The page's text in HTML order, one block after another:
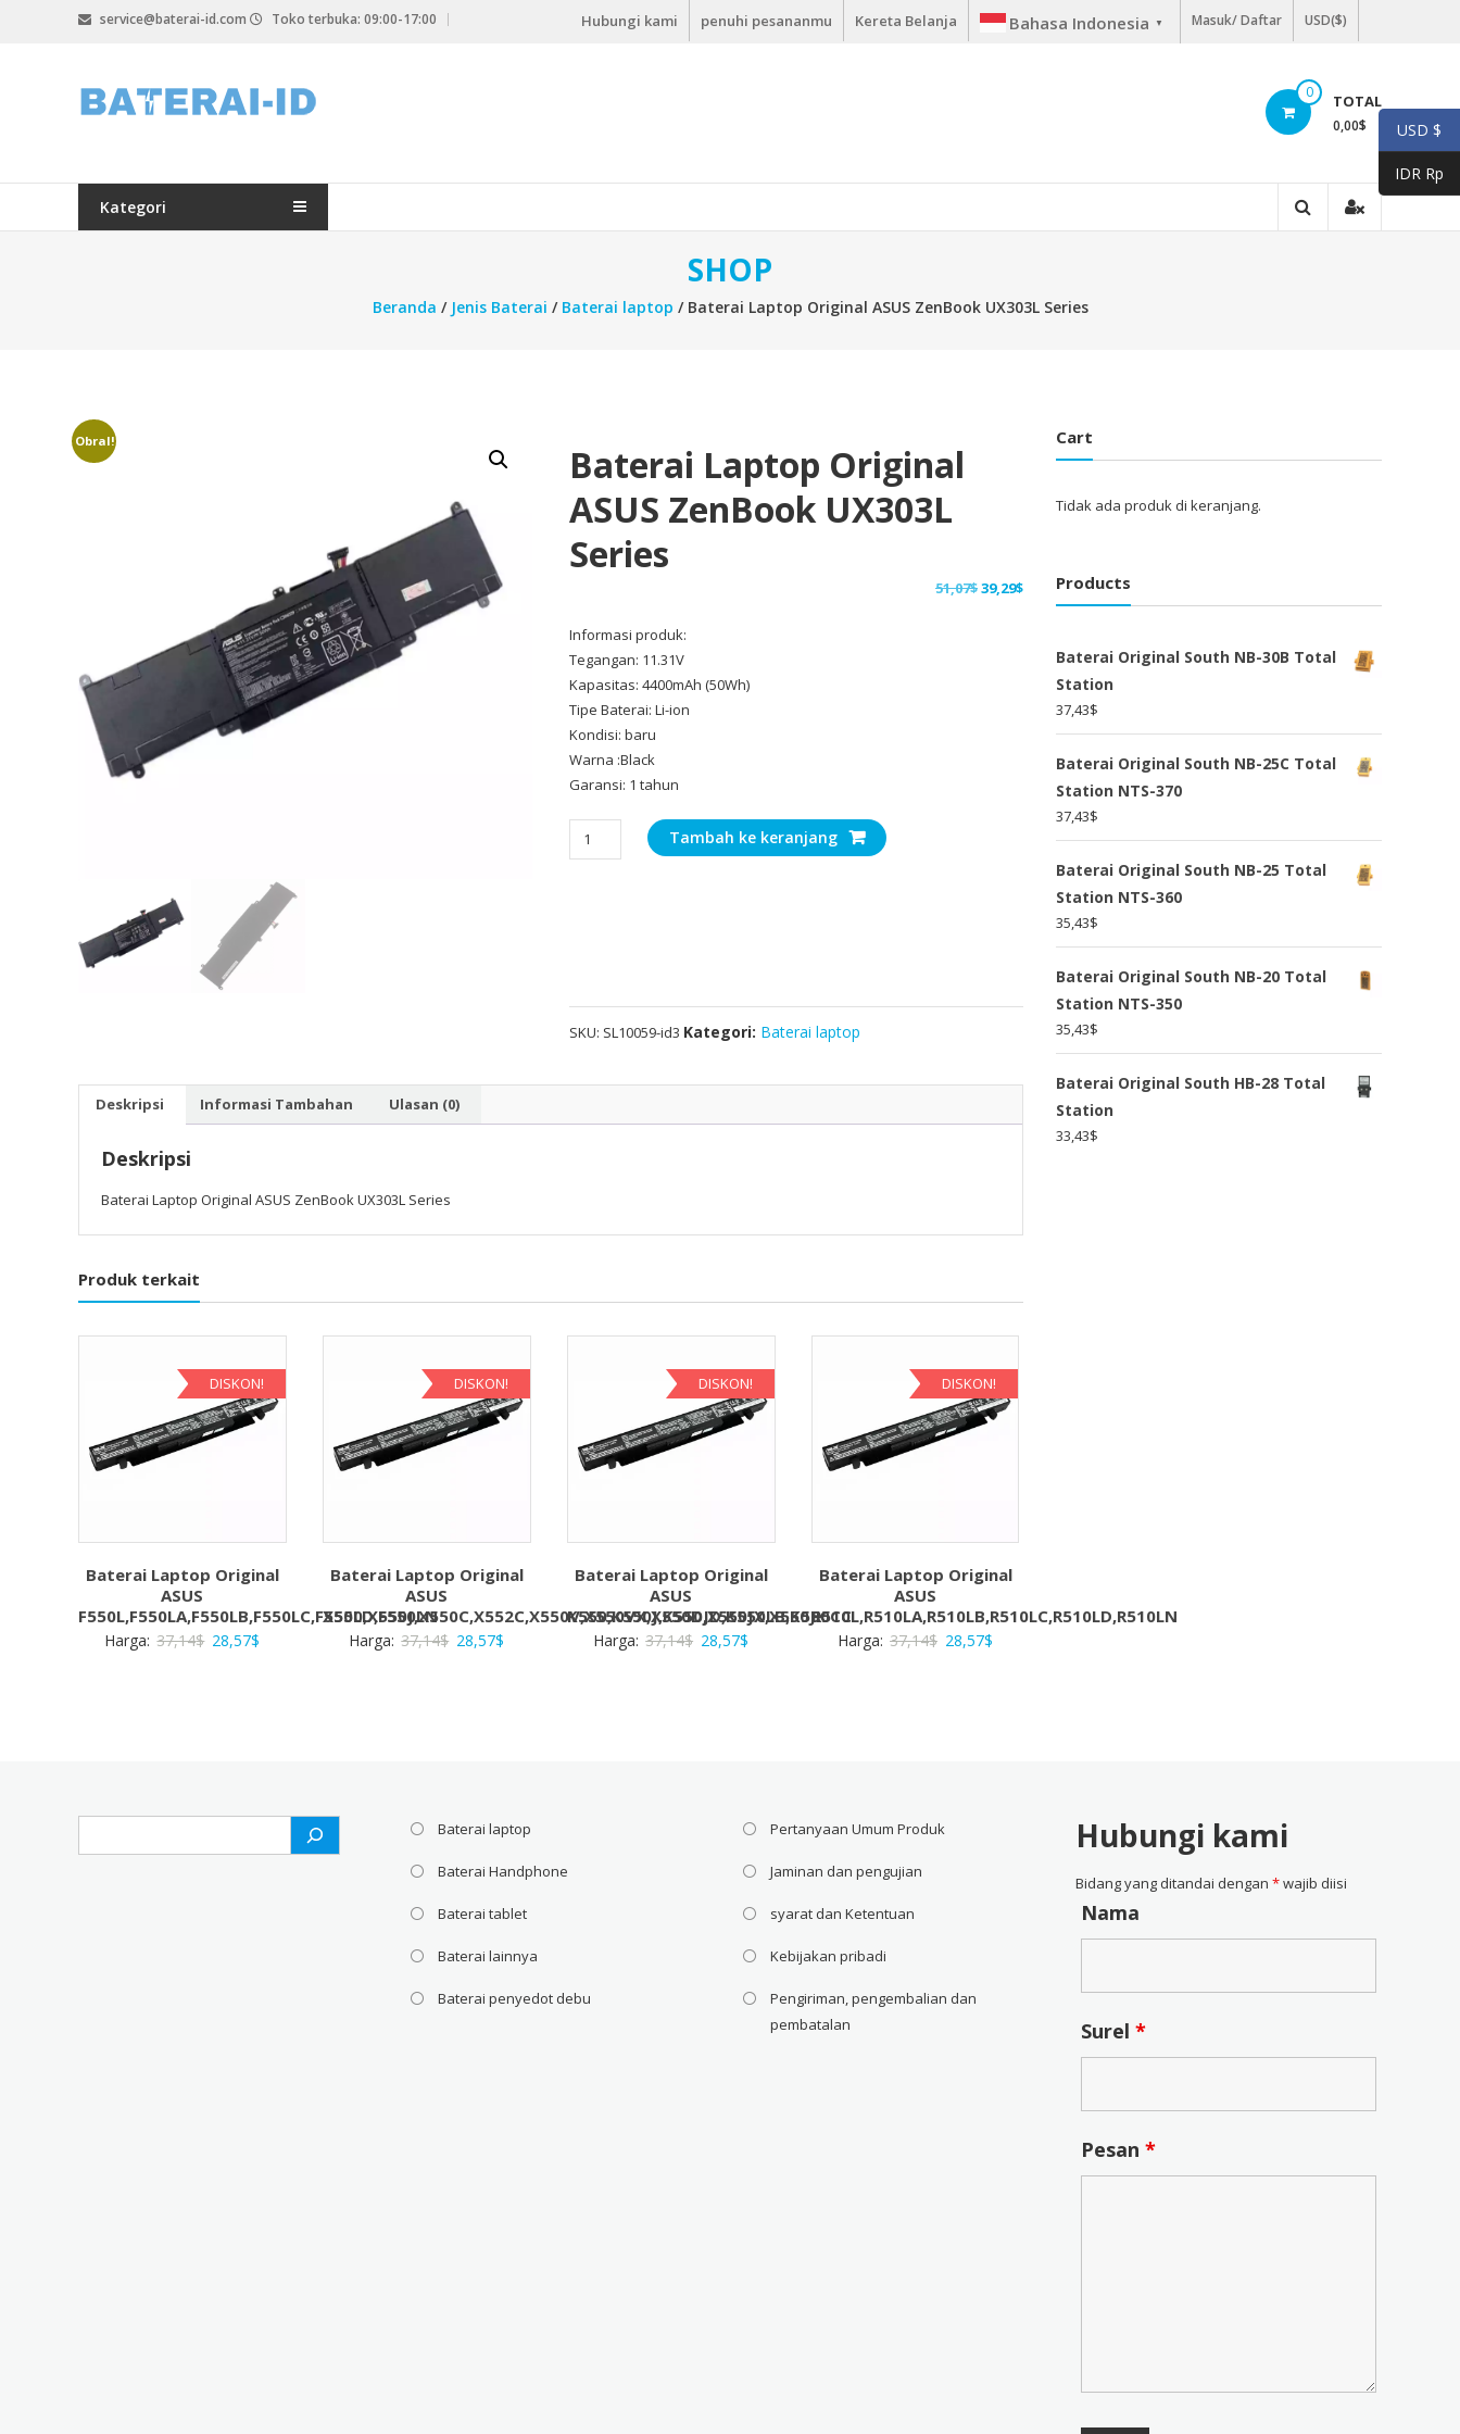
service@baterai-id.com Toko terbuka: 09:00-17:00 Hubungi kami penuhi pesananmu Kereta Belanja Bahasa Indonesia ▼ Masuk/ Daftar USD($)
bateria-
id.com
0 TOTAL
0,00$
Kategori
SHOP
Beranda / Jenis Baterai / Baterai laptop / Baterai Laptop Original ASUS ZenBook UX303L Series
Obral!
Baterai Laptop Original
ASUS ZenBook UX303L
Series
51,07$Harga
39,29$Harga
adalah:
39,29$.
Informasi produk:
Tegangan: 11.31V
Kapasitas: 4400mAh (50Wh)
Tipe Baterai: Li-ion
Kondisi: baru
Warna :Black
Garansi: 1 tahun
Baterai
Series
Tambah ke keranjang
SKU: SL10059-id3 Kategori: Baterai laptop
Deskripsi Informasi Tambahan Ulasan (0)
Deskripsi
Baterai Laptop Original ASUS ZenBook UX303L Series
Produk terkait
DISKON!
Baterai Laptop Original
ASUS
F550L,F550LA,F550LB,F550LC,F550LD,F550LN
Harga: 37,14$ Harga
28,57$
DISKON!
Baterai Laptop Original
ASUS
X550,X550J,X550C,X552C,X550V,X550VX,X550D,X550JX,X550JK
Harga: 37,14$ Harga
28,57$
DISKON!
Baterai Laptop Original
ASUS
K550,K550J,K550JD,K550LB,K550CC
Harga: 37,14$ Harga
28,57$
DISKON!
Baterai Laptop Original
ASUS
R510L,R510LA,R510LB,R510LC,R510LD,R510LN
Harga: 37,14$ Harga
28,57$
Cart
Tidak ada produk di keranjang.
Products
Baterai Original South NB-30B Total
Station
37,43$
Baterai Original South NB-25C Total
Station NTS-370
37,43$
Baterai Original South NB-25 Total
Station NTS-360
35,43$
Baterai Original South NB-20 Total
Station NTS-350
35,43$
Baterai Original South HB-28 Total
Station
33,43$
Baterai laptop
Baterai Handphone
Baterai tablet
Baterai lainnya
Baterai penyedot debu
Pertanyaan Umum Produk
Jaminan dan pengujian
syarat dan Ketentuan
Kebijakan pribadi
Pengiriman, pengembalian dan
pembatalan
Hubungi kami
Bidang yang ditandai dengan*wajib diisi
Nama
Surel*
Pesan*
USD $
IDR Rp